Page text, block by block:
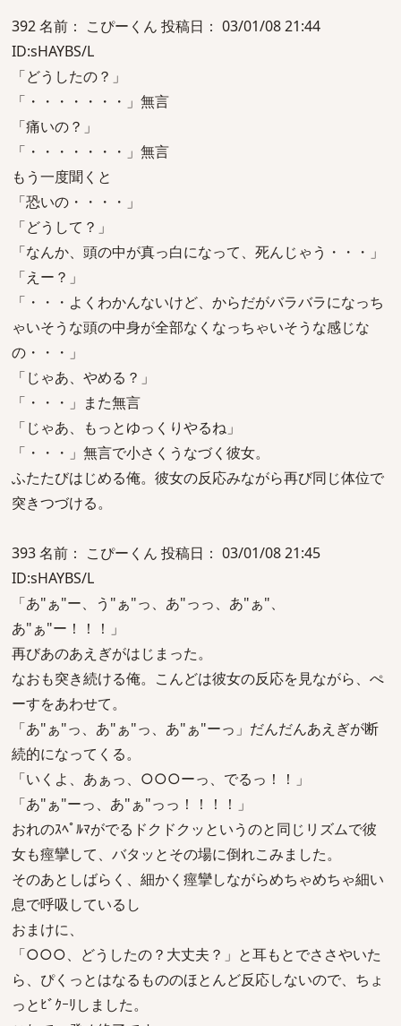
392 名前： こぴーくん 投稿日： 03/01/08 21:44
ID:sHAYBS/L
「どうしたの？」
「・・・・・・・」無言
「痛いの？」
「・・・・・・・」無言
もう一度聞くと
「恐いの・・・・」
「どうして？」
「なんか、頭の中が真っ白になって、死んじゃう・・・」
「えー？」
「・・・よくわかんないけど、からだがバラバラになっち
ゃいそうな頭の中身が全部なくなっちゃいそうな感じな
の・・・」
「じゃあ、やめる？」
「・・・」また無言
「じゃあ、もっとゆっくりやるね」
「・・・」無言で小さくうなづく彼女。
ふたたびはじめる俺。彼女の反応みながら再び同じ体位で
突きつづける。
393 名前： こぴーくん 投稿日： 03/01/08 21:45
ID:sHAYBS/L
「あ"ぁ"ー、う"ぁ"っ、あ"っっ、あ"ぁ"、
あ"ぁ"ー！！！」
再びあのあえぎがはじまった。
なおも突き続ける俺。こんどは彼女の反応を見ながら、ぺ
ーすをあわせて。
「あ"ぁ"っ、あ"ぁ"っ、あ"ぁ"ーっ」だんだんあえぎが断
続的になってくる。
「いくよ、あぁっ、○○○ーっ、でるっ！！」
「あ"ぁ"ーっ、あ"ぁ"っっ！！！！」
おれのｽﾍﾟﾙﾏがでるドクドクッというのと同じリズムで彼
女も痙攣して、バタッとその場に倒れこみました。
そのあとしばらく、細かく痙攣しながらめちゃめちゃ細い
息で呼吸しているし
おまけに、
「○○○、どうしたの？大丈夫？」と耳もとでささやいた
ら、ぴくっとはなるもののほとんど反応しないので、ちょ
っとﾋﾞｸｰﾘしました。